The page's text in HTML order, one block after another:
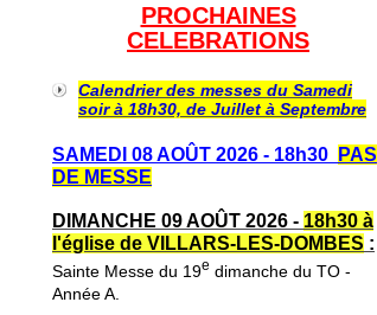
PROCHAINES
CELEBRATIONS
Calendrier des messes du Samedi
soir à 18h30, de Juillet à Septembre
SAMEDI 08 AOÛT 2026 - 18h30
PAS
DE MESSE
DIMANCHE 09 AOÛT 2026 - 18h30 à
l'église de VILLARS-LES-DOMBES :
Sainte Messe du 19e dimanche du TO -
Année A.